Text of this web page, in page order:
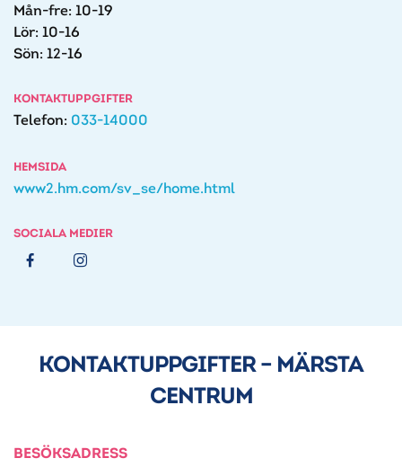
Mån-fre: 10-19
Lör: 10-16
Sön: 12-16
KONTAKTUPPGIFTER
Telefon: 033-14000
HEMSIDA
www2.hm.com/sv_se/home.html
SOCIALA MEDIER
KONTAKTUPPGIFTER – MÄRSTA
CENTRUM
BESÖKSADRESS